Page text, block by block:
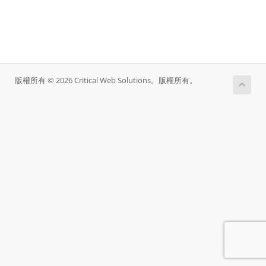
版權所有 © 2026 Critical Web Solutions。版權所有。